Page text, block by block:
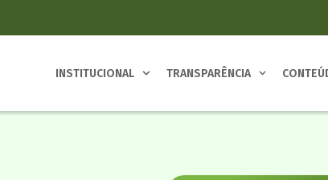
INSTITUCIONAL TRANSPARÊNCIA